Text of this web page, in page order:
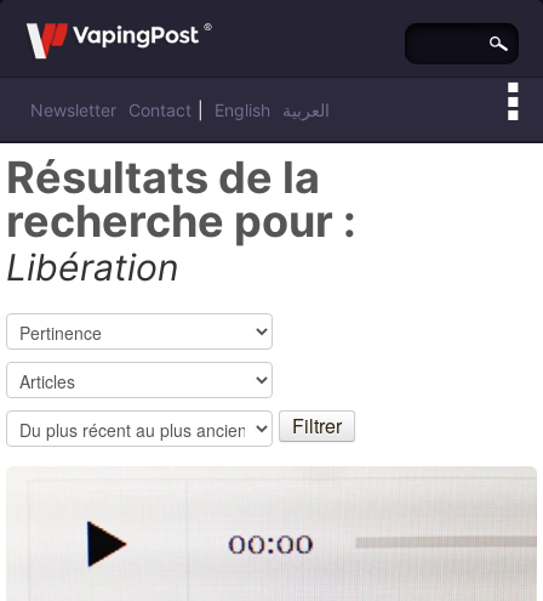
Newsletter Contact English العربية
Résultats de la
recherche pour :
Libération